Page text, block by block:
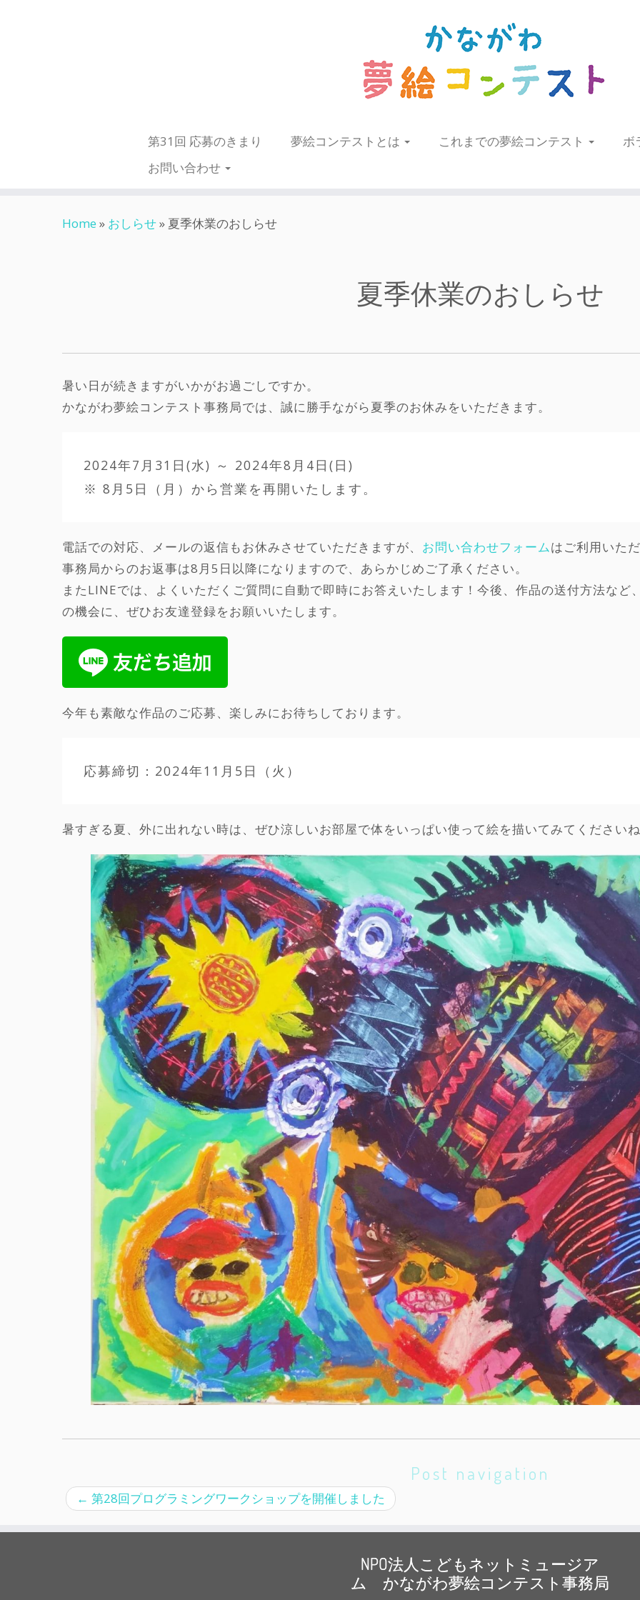
第31回 応募のきまり 夢絵コンテストとは これまでの夢絵コンテスト
ボ
お問い合わせ
Home » おしらせ» 夏季休業のおしらせ
夏季休業のおしらせ
暑い日が続きますがいかがお過ごしですか。
かながわ夢絵コンテスト事務局では、誠に勝手ながら夏季のお休みをいただきます。
2024年7月31日(水) ～ 2024年8月4日(日)
※ 8月5日（月）から営業を再開いたします。
電話での対応、メールの返信もお休みさせていただきますが、 お問い合わせフォームはご利用いた
事務局からのお返事は8月5日以降になりますので、あらかじめご了承ください。
またLINEでは、よくいただくご質問に自動で即時にお答えいたします！今後、作品の送付方法な
の機会に、ぜひお友達登録をお願いいたします。
今年も素敵な作品のご応募、楽しみにお待ちしております。
応募締切：2024年11月5日（火）
暑すぎる夏、外に出れない時は、ぜひ涼しいお部屋で体をいっぱい使って絵を描いてみてください
Post navigation
← 第28回プログラミングワークショップを開催しました
NPO法人こどもネットミュージア
ム かながわ夢絵コンテスト事務局